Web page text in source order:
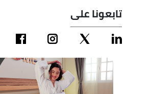
تابعونا على